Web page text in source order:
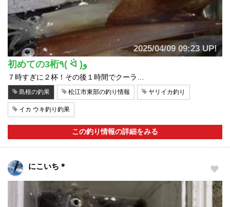
2025/04/09 09:23 UP!
初めての3桁٩( ᐛ )و
７時すぎに２杯！その後１時間でクーラ…
島根の釣果 松江市東部の釣り情報 ヤリイカ釣り
イカ ウキ釣り釣果
この釣り情報の詳細をみる
にこいち＊